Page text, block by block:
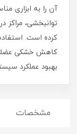
آن را به ابزاری
توانبخشی، مراکز
کرده است.
کاهش خشکی
بهبود عملکرد
مشخصات